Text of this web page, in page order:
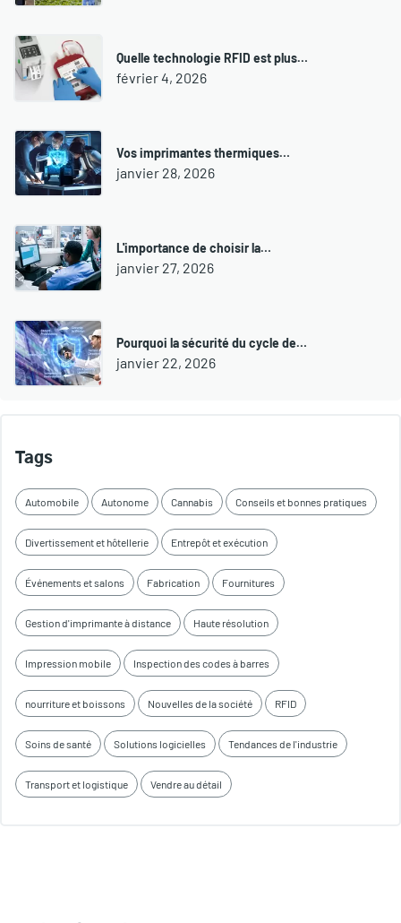
Quelle technologie RFID est plus…
février 4, 2026
Vos imprimantes thermiques…
janvier 28, 2026
L'importance de choisir la…
janvier 27, 2026
Pourquoi la sécurité du cycle de…
janvier 22, 2026
Tags
Automobile Autonome Cannabis Conseils et bonnes pratiques
Divertissement et hôtellerie Entrepôt et exécution
Événements et salons Fabrication Fournitures
Gestion d'imprimante à distance Haute résolution
Impression mobile Inspection des codes à barres
nourriture et boissons Nouvelles de la société RFID
Soins de santé Solutions logicielles Tendances de l'industrie
Transport et logistique Vendre au détail